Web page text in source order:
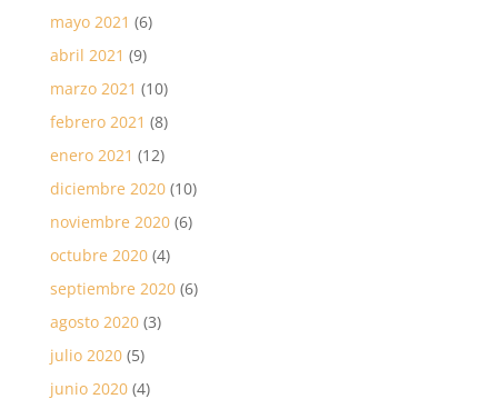
mayo 2021 (6)
abril 2021 (9)
marzo 2021 (10)
febrero 2021 (8)
enero 2021 (12)
diciembre 2020(10)
noviembre 2020(6)
octubre 2020(4)
septiembre 2020(6)
agosto 2020(3)
julio 2020(5)
junio 2020(4)